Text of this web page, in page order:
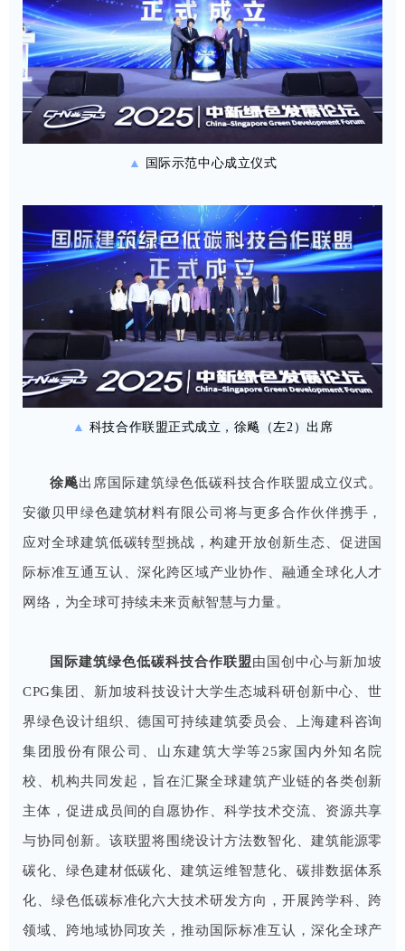
▲ 国际示范中心成立仪式
▲ 科技合作联盟正式成立，徐飚（左2）出席
徐飚出席国际建筑绿色低碳科技合作联盟成立仪式。
安徽贝甲绿色建筑材料有限公司将与更多合作伙伴携手，
应对全球建筑低碳转型挑战，构建开放创新生态、促进国
际标准互通互认、深化跨区域产业协作、融通全球化人才
网络， 为全球可持续未来贡献智慧与力量。
国际建筑绿色低碳科技合作联盟由国创中心与新加坡
CPG集团、新加坡科技设计大学生态城科研创新中心、世
界绿色设计组织、德国可持续建筑委员会、上海建科咨询
集团股份有限公司、山东建筑大学等25家国内外知名院
校、机构共同发起，旨在汇聚全球建筑产业链的各类创新
主体，促进成员间的自愿协作、科学技术交流、资源共享
与协同创新。该联盟将围绕设计方法数智化、建筑能源零
碳化、绿色建材低碳化、建筑运维智慧化、碳排数据体系
化、绿色低碳标准化六大技术研发方向，开展跨学科、跨
领域、跨地域协同攻关，推动国际标准互认，深化全球产